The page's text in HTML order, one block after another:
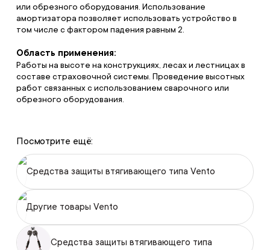
или обрезного оборудования. Использование
амортизатора позволяет использовать устройство в
том числе с фактором падения равным 2.
Область применения:
Работы на высоте на конструкциях, лесах и лестницах в
составе страховочной системы. Проведение высотных
работ связанных с использованием сварочного или
обрезного оборудования.
Посмотрите ещё:
Средства защиты втягивающего типа Vento
Другие товары Vento
Средства защиты втягивающего типа